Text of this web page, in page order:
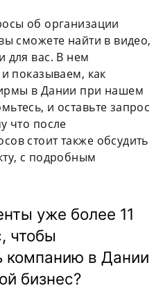
об организации
сможете найти в видео,
для вас. В нем
показываем, как
в Дании при нашем
и оставьте запрос
что после
стоит также обсудить
с подробным
уже более 11
чтобы
компанию в Дании
бизнес?